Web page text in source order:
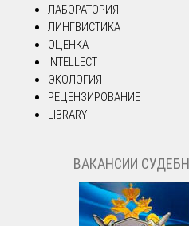
ЛАБОРАТОРИЯ
ЛИНГВИСТИКА
ОЦЕНКА
INTELLECT
ЭКОЛОГИЯ
РЕЦЕНЗИРОВАНИЕ
LIBRARY
ВАКАНСИИ